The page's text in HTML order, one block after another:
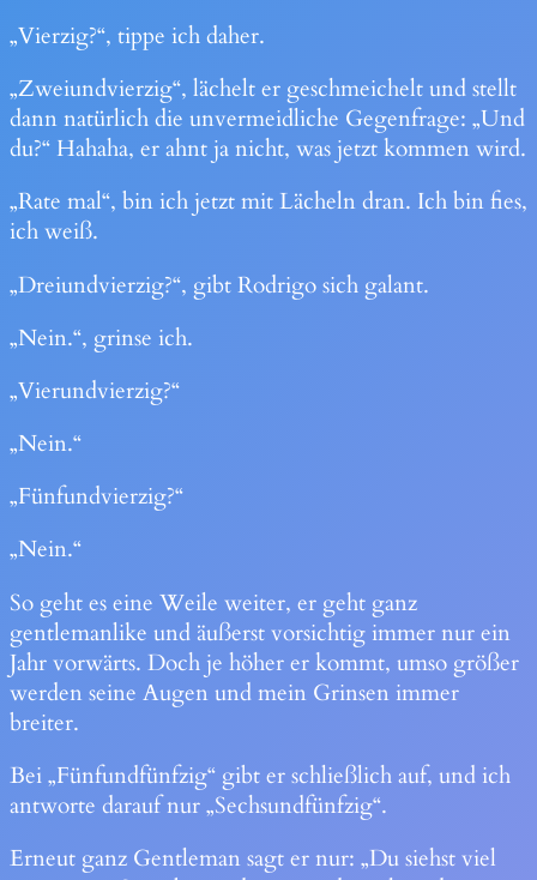
„Vierzig?“, tippe ich daher.
„Zweiundvierzig“, lächelt er geschmeichelt und stellt
dann natürlich die unvermeidliche Gegenfrage: „Und
du?“ Hahaha, er ahnt ja nicht, was jetzt kommen wird.
„Rate mal“, bin ich jetzt mit Lächeln dran. Ich bin fies,
ich weiß.
„Dreiundvierzig?“, gibt Rodrigo sich galant.
„Nein.“, grinse ich.
„Vierundvierzig?“
„Nein.“
„Fünfundvierzig?“
„Nein.“
So geht es eine Weile weiter, er geht ganz
gentlemanlike und äußerst vorsichtig immer nur ein
Jahr vorwärts. Doch je höher er kommt, umso größer
werden seine Augen und mein Grinsen immer
breiter.
Bei „Fünfundfünfzig“ gibt er schließlich auf, und ich
antworte darauf nur „Sechsundfünfzig“.
Erneut ganz Gentleman sagt er nur: „Du siehst viel